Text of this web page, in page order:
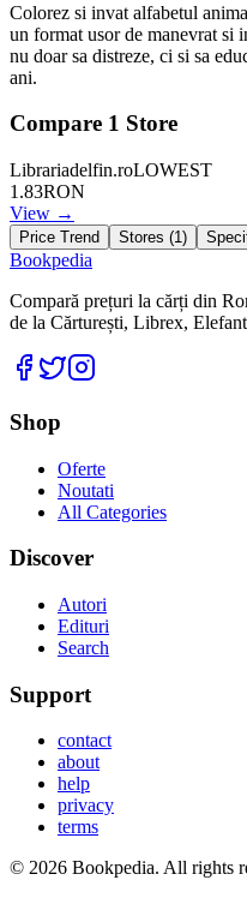
Colorez si invat alfabetul
un format usor de manevrat si
nu doar sa distreze, ci si sa
ani.
Compare 1 Store
Librariadelfin.roLOWEST
1.83RON
View →
Price Trend Stores (1)
Bookpedia
Compară prețuri la cărți din
de la Cărturești, Librex,
Facebook
Twitter
Shop
Oferte
Noutati
All Categories
Discover
Autori
Edituri
Search
Support
contact
about
help
privacy
terms
© 2026 Bookpedia. All rights